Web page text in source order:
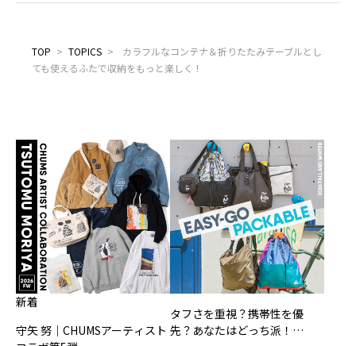
TOP > TOPICS >
カラフルなコンテナ＆折りたたみテーブルとし
ても使えるふたで収納をもっと楽しく！
新着
守矢 努｜CHUMSアーティスト
タフさを重視？携帯性を優
先？あなたはどっち派！